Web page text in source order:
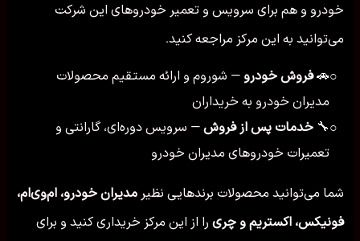
خودرو و هم برای سرویس و تعمیر خودروهای این شرکت
می‌توانید به این مرکز مراجعه کنید.
○
🚗فروش خودرو — شوروم و ارائه مستقیم محصولات
مدیران خودرو به خریداران
○
🔧 خدمات پس از فروش — سرویس دوره‌ای، گارانتی و
تعمیرات خودروهای مدیران خودرو
شما می‌توانید محصولات برندهایی نظیر مدیران خودرو، ام‌وی‌ام،
فونیکس، اکستریم و چری را از این مرکز خریداری کنید و برای